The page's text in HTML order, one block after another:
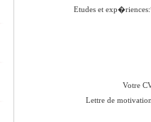
Etudes et
Votre
Lettre de